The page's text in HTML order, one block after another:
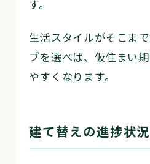
す。
生活スタイルがそこま
ブを選べば、仮住まい
やすくなります。
建て替えの進捗状